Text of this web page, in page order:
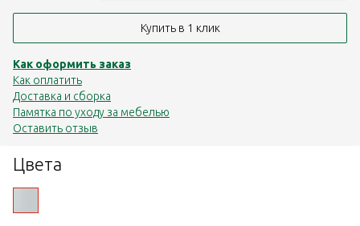
Цвета
Купить в 1 клик
Как оформить заказ
Как оплатить
Доставка и сборка
Памятка по уходу за мебелью
Оставить отзыв